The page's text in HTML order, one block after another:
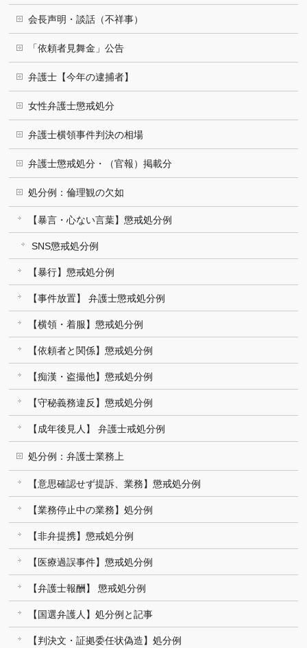
会長声明・談話（不祥事）
「依頼者見舞金」公告
弁護士【今年の逮捕者】
女性弁護士懲戒処分
弁護士横領事件判決の相場
弁護士懲戒処分・（官報）掲載分
処分例：倫理観の欠如
【暴言・心ない言葉】懲戒処分例
SNS懲戒処分例
【暴行】懲戒処分例
【事件放置】 弁護士懲戒処分例
【横領・着服】懲戒処分例
【依頼者と関係】懲戒処分例
【痴漢・盗撮他】懲戒処分例
【守秘義務違反】懲戒処分例
【成年後見人】 弁護士戒処分例
処分例：弁護士業務上
【意思確認せず提訴、業務】懲戒処分例
【業務停止中の業務】処分例
【非弁提携】懲戒処分例
【医療過誤事件】懲戒処分例
【弁護士報酬】 懲戒処分例
【国選弁護人】処分例と記事
【判決文・証拠委任状偽造】処分例